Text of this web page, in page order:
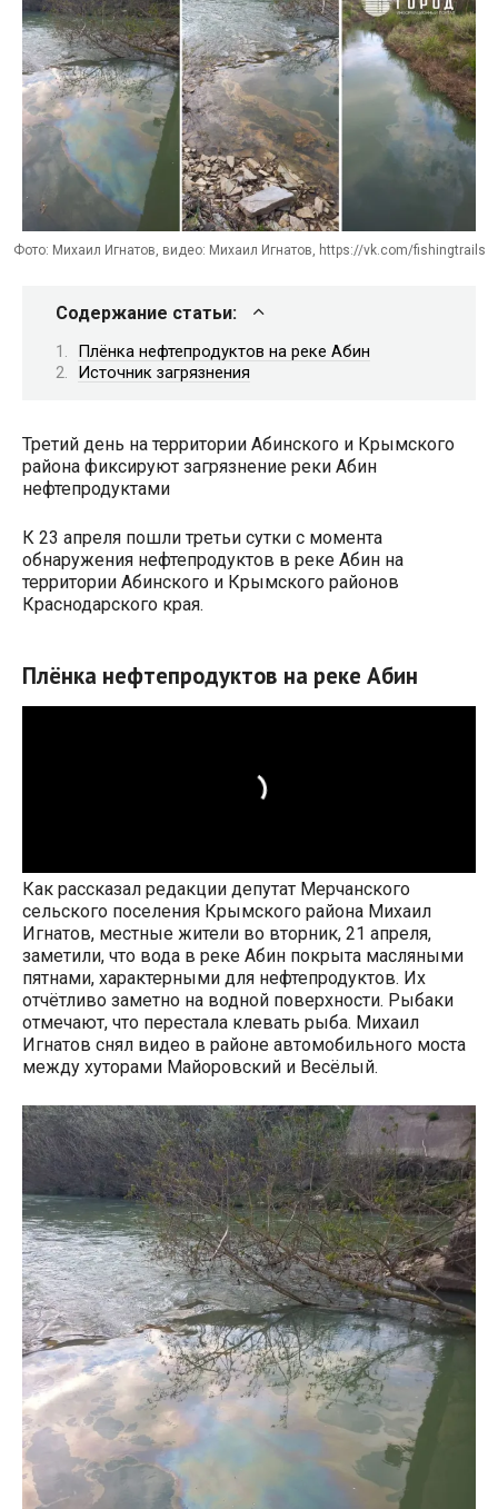
Фото: Михаил Игнатов, видео: Михаил Игнатов, https://vk.com/fishingtrails
Содержание статьи:
Плёнка нефтепродуктов на реке Абин
Источник загрязнения
Третий день на территории Абинского и Крымского
района фиксируют загрязнение реки Абин
нефтепродуктами
К 23 апреля пошли третьи сутки с момента
обнаружения нефтепродуктов в реке Абин на
территории Абинского и Крымского районов
Краснодарского края.
Плёнка нефтепродуктов на реке Абин
Как рассказал редакции депутат Мерчанского
сельского поселения Крымского района Михаил
Игнатов, местные жители во вторник, 21 апреля,
заметили, что вода в реке Абин покрыта масляными
пятнами, характерными для нефтепродуктов. Их
отчётливо заметно на водной поверхности. Рыбаки
отмечают, что перестала клевать рыба. Михаил
Игнатов снял видео в районе автомобильного моста
между хуторами Майоровский и Весёлый.